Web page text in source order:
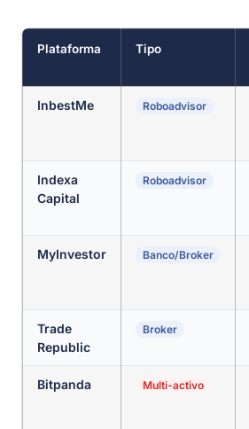
Plataforma Tipo
InbestMe Roboadvisor
Indexa
Capital
Roboadvisor
MyInvestor Banco/Broker
Trade
Republic
Broker
Bitpanda Multi-activo